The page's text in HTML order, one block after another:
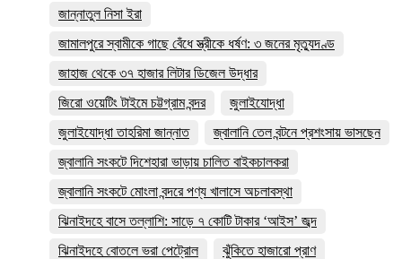
জান্নাতুল নিসা ইরা
জামালপুরে স্বামীকে গাছে বেঁধে স্ত্রীকে ধর্ষণ: ৩ জনের মৃত্যুদণ্ড
জাহাজ থেকে ৩৭ হাজার লিটার ডিজেল উদ্ধার
জিরো ওয়েটিং টাইমে চট্টগ্রাম বন্দর
জুলাইযোদ্ধা
জুলাইযোদ্ধা তাহরিমা জান্নাত
জ্বালানি তেল বন্টনে প্রশংসায় ভাসছেন
জ্বালানি সংকটে দিশেহারা ভাড়ায় চালিত বাইকচালকরা
জ্বালানি সংকটে মোংলা বন্দরে পণ্য খালাসে অচলাবস্থা
ঝিনাইদহে বাসে তল্লাশি: সাড়ে ৭ কোটি টাকার ‘আইস’ জব্দ
ঝিনাইদহে বোতলে ভরা পেট্রোল
ঝুঁকিতে হাজারো প্রাণ